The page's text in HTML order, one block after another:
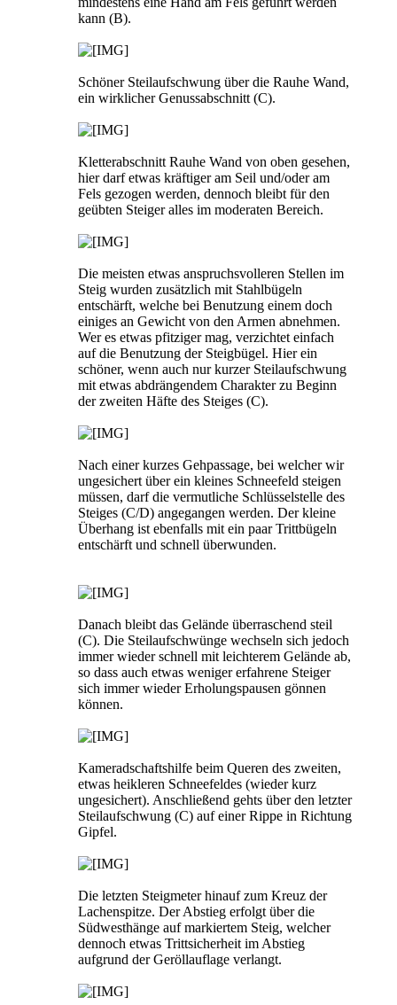
kann (B).
Schöner Steilaufschwung über die Rauhe Wand,
ein wirklicher Genussabschnitt (C).
Kletterabschnitt Rauhe Wand von oben gesehen,
hier darf etwas kräftiger am Seil und/oder am
Fels gezogen werden, dennoch bleibt für den
geübten Steiger alles im moderaten Bereich.
Die meisten etwas anspruchsvolleren Stellen im
Steig wurden zusätzlich mit Stahlbügeln
entschärft, welche bei Benutzung einem doch
einiges an Gewicht von den Armen abnehmen.
Wer es etwas pfitziger mag, verzichtet einfach
auf die Benutzung der Steigbügel. Hier ein
schöner, wenn auch nur kurzer Steilaufschwung
mit etwas abdrängendem Charakter zu Beginn
der zweiten Häfte des Steiges (C).
Nach einer kurzes Gehpassage, bei welcher wir
ungesichert über ein kleines Schneefeld steigen
müssen, darf die vermutliche Schlüsselstelle des
Steiges (C/D) angegangen werden. Der kleine
Überhang ist ebenfalls mit ein paar Trittbügeln
entschärft und schnell überwunden.
Danach bleibt das Gelände überraschend steil
(C). Die Steilaufschwünge wechseln sich jedoch
immer wieder schnell mit leichterem Gelände ab,
so dass auch etwas weniger erfahrene Steiger
sich immer wieder Erholungspausen gönnen
können.
Kameradschaftshilfe beim Queren des zweiten,
etwas heikleren Schneefeldes (wieder kurz
ungesichert). Anschließend gehts über den letzter
Steilaufschwung (C) auf einer Rippe in Richtung
Gipfel.
Die letzten Steigmeter hinauf zum Kreuz der
Lachenspitze. Der Abstieg erfolgt über die
Südwesthänge auf markiertem Steig, welcher
dennoch etwas Trittsicherheit im Abstieg
aufgrund der Geröllauflage verlangt.